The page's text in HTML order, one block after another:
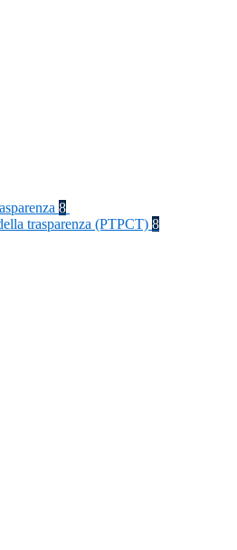
8
trasparenza (PTPCT) 8